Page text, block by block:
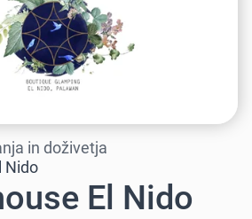
in doživetja
Nido
El Nido